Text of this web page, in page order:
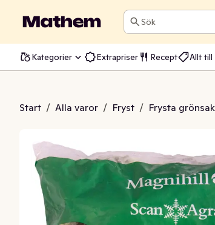
Sök
Kategorier Extrapriser Recept Allt till
Start / Alla varor / Fryst / Frysta
EKO/KRAV